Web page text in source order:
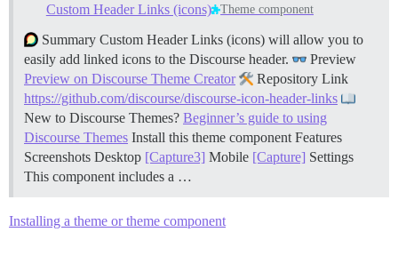
Custom Header Links (icons) Theme component
Summary Custom Header Links (icons) will allow you to
easily add linked icons to the Discourse header.
Preview
Preview on Discourse Theme Creator
Repository Link
https://github.com/discourse/discourse-icon-header-links
New to Discourse Themes? Beginner’s guide to using
Discourse Themes Install this theme component Features
Screenshots Desktop [Capture3] Mobile [Capture] Settings
This component includes a …
Installing a theme or theme component